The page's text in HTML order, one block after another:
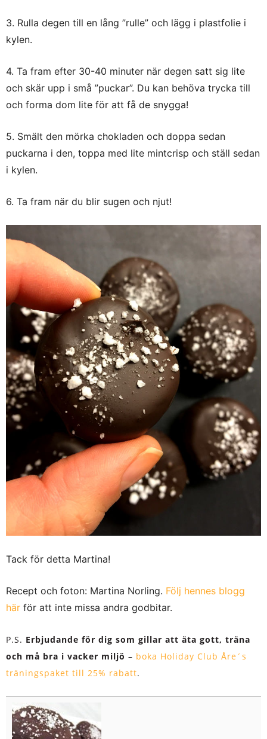
3. Rulla degen till en lång ”rulle” och lägg i plastfolie i
kylen.
4. Ta fram efter 30-40 minuter när degen satt sig lite
och skär upp i små ”puckar”. Du kan behöva trycka till
och forma dom lite för att få de snygga!
5. Smält den mörka chokladen och doppa sedan
puckarna i den, toppa med lite mintcrisp och ställ sedan
i kylen.
6. Ta fram när du blir sugen och njut!
Tack för detta Martina!
Recept och foton: Martina Norling. Följ hennes blogg
här för att inte missa andra godbitar.
P.S. Erbjudande för dig som gillar att äta gott, träna
och må bra i vacker miljö – boka Holiday Club Åre´s
träningspaket till 25% rabatt.